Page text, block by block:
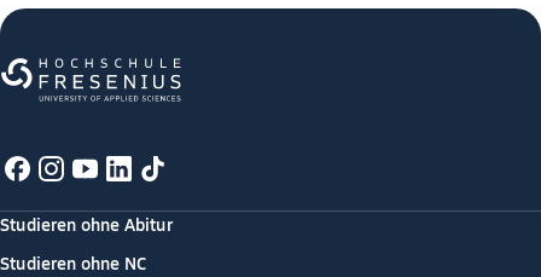
Studieren ohne Abitur
Studieren ohne NC